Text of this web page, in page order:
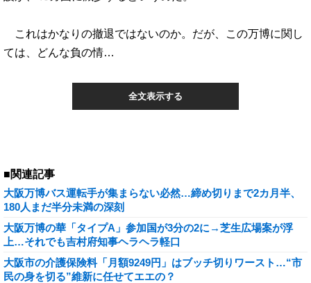
これはかなりの撤退ではないのか。だが、この万博に関し
ては、どんな負の情…
全文表示する
■関連記事
大阪万博バス運転手が集まらない必然…締め切りまで2カ月半、
180人まだ半分未満の深刻
大阪万博の華「タイプA」参加国が3分の2に→芝生広場案が浮
上…それでも吉村府知事ヘラヘラ軽口
大阪市の介護保険料「月額9249円」はブッチ切りワースト…“市
民の身を切る”維新に任せてエエの？